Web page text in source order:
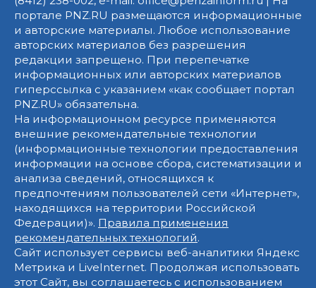
портале PNZ.RU размещаются информационные
и авторские материалы. Любое использование
авторских материалов без разрешения
редакции запрещено. При перепечатке
информационных или авторских материалов
гиперссылка с указанием «как сообщает портал
PNZ.RU» обязательна.
На информационном ресурсе применяются
внешние рекомендательные технологии
(информационные технологии предоставления
информации на основе сбора, систематизации и
анализа сведений, относящихся к
предпочтениям пользователей сети «Интернет»,
находящихся на территории Российской
Федерации)». Правила применения
рекомендательных технологий.
Сайт использует сервисы веб-аналитики Яндекс
Метрика и LiveInternet. Продолжая использовать
этот Сайт, вы соглашаетесь с использованием